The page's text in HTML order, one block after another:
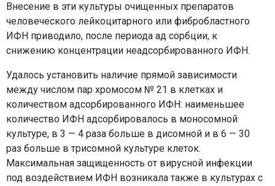
Внесение в эти культуры очищенных препаратов
человеческого лейкоцитарного или фибробластного
ИФН приводило, после периода ад сорбции, к
снижению концентрации неадсорбированного ИФН.
Удалось установить наличие прямой зависимости
между числом пар хромосом № 21 в клетках и
количеством адсорбированного ИФН: наименьшее
количество ИФН адсорбировалось в моносомной
культуре, в 3 — 4 раза больше в дисомной и в 6 — 30
раз больше в трисомной культуре клеток.
Максимальная защищенность от вирусной инфекции
под воздействием ИФН возникала также в культурах с